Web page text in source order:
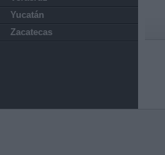
Yucatán
Zacatecas